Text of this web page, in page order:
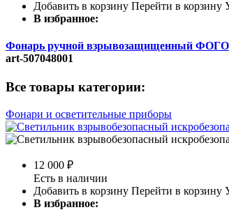
Добавить в корзину Перейти в корзину
В избранное:
Фонарь ручной взрывозащищенный
art-507048001
Все товары категории:
Фонари и осветительные приборы
12 000 ₽
Есть в наличии
Добавить в корзину Перейти в корзину
В избранное: